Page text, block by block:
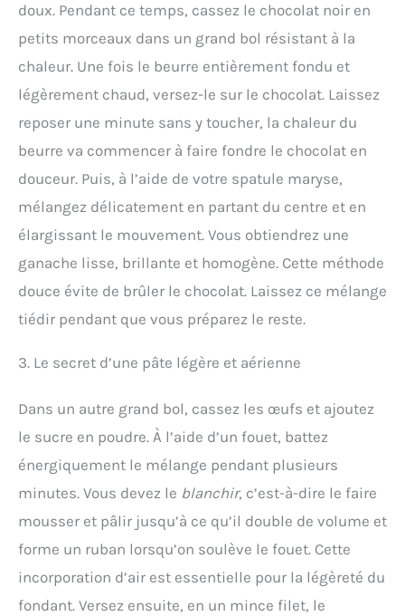
doux. Pendant ce temps, cassez le chocolat noir en
petits morceaux dans un grand bol résistant à la
chaleur. Une fois le beurre entièrement fondu et
légèrement chaud, versez-le sur le chocolat. Laissez
reposer une minute sans y toucher, la chaleur du
beurre va commencer à faire fondre le chocolat en
douceur. Puis, à l’aide de votre spatule maryse,
mélangez délicatement en partant du centre et en
élargissant le mouvement. Vous obtiendrez une
ganache lisse, brillante et homogène. Cette méthode
douce évite de brûler le chocolat. Laissez ce mélange
tiédir pendant que vous préparez le reste.
3. Le secret d’une pâte légère et aérienne
Dans un autre grand bol, cassez les œufs et ajoutez
le sucre en poudre. À l’aide d’un fouet, battez
énergiquement le mélange pendant plusieurs
minutes. Vous devez le blanchir, c’est-à-dire le faire
mousser et pâlir jusqu’à ce qu’il double de volume et
forme un ruban lorsqu’on soulève le fouet. Cette
incorporation d’air est essentielle pour la légèreté du
fondant. Versez ensuite, en un mince filet, le